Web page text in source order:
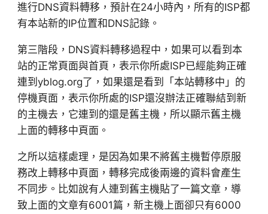
進行DNS資料轉移，預計在24小時內，所有的ISP都
有本站新的IP位置和DNS記錄。
第三階段，DNS資料轉移過程中，如果可以看到本
站的正常頁面與首頁，表示你所處ISP已經能夠正確
連到yblog.org了，如果還是看到「本站轉移中」的
停機頁面，表示你所處的ISP還沒辦法正確聯結到新
的主機去，它連到的還是舊主機，所以顯示舊主機
上面的轉移中頁面。
之所以這樣處理，是因為如果不將舊主機暫停原服
務改上轉移中頁面，轉移完成後兩邊的資料會產生
不同步。比如說有人連到舊主機貼了一篇文章，導
致上面的文章有6001篇，新主機上面卻只有6000